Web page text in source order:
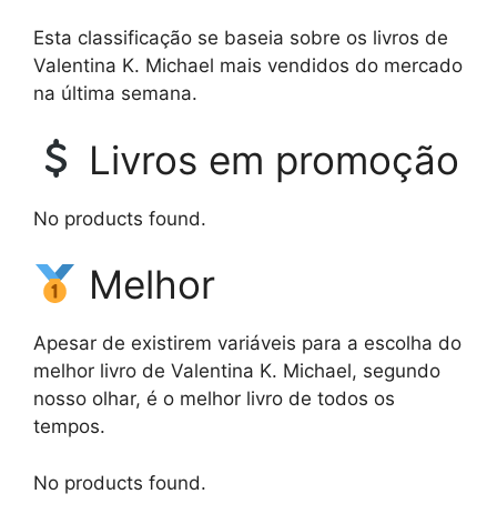
Esta classificação se baseia sobre os livros de
Valentina K. Michael mais vendidos do mercado
na última semana.
Livros em promoção
No products found.
Melhor
Apesar de existirem variáveis para a escolha do
melhor livro de Valentina K. Michael, segundo
nosso olhar, é o melhor livro de todos os
tempos.
No products found.